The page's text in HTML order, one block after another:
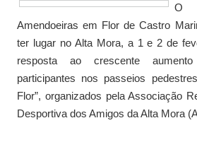
O
Amendoeiras em Flor de Castro
ter lugar no Alta Mora, a 1 e 2 de
resposta ao crescente
participantes nos passeios
Flor”, organizados pela Associação
Desportiva dos Amigos da Alta Mora